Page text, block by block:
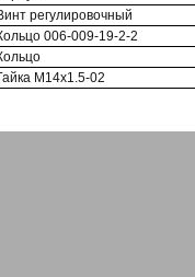
регулировочный
006-009-19-2-2
М14х1.5-02